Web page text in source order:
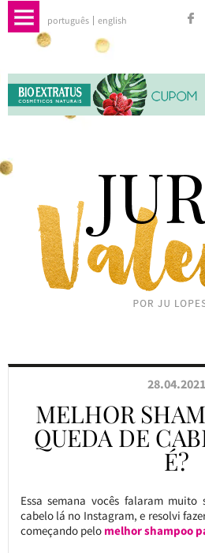
português english
28.04.2021
MELHOR
QUEDA DE
É?
Essa semana vocês falaram muito
cabelo lá no Instagram, e resolvi
começando pelomelhor shampoo